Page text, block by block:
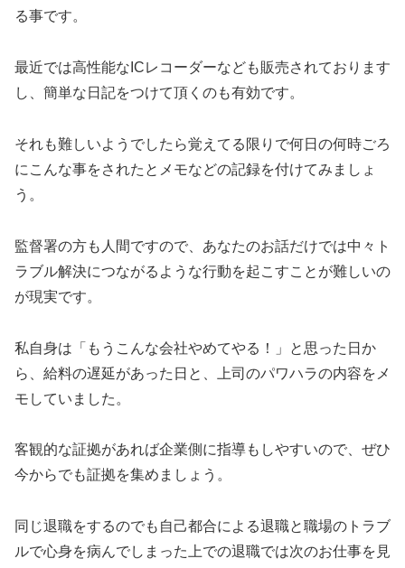
る事です。
最近では高性能なICレコーダーなども販売されております
し、簡単な日記をつけて頂くのも有効です。
それも難しいようでしたら覚えてる限りで何日の何時ごろ
にこんな事をされたとメモなどの記録を付けてみましょ
う。
監督署の方も人間ですので、あなたのお話だけでは中々ト
ラブル解決につながるような行動を起こすことが難しいの
が現実です。
私自身は「もうこんな会社やめてやる！」と思った日か
ら、給料の遅延があった日と、上司のパワハラの内容をメ
モしていました。
客観的な証拠があれば企業側に指導もしやすいので、ぜひ
今からでも証拠を集めましょう。
同じ退職をするのでも自己都合による退職と職場のトラブ
ルで心身を病んでしまった上での退職では次のお仕事を見